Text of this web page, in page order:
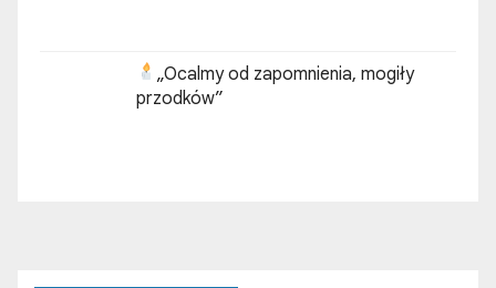
„Ocalmy od zapomnienia, mogiły
przodków”